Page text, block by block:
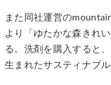
また同社運営の
より「ゆたかな森きれ
る。洗剤を購入すると
生まれたサスティナブ